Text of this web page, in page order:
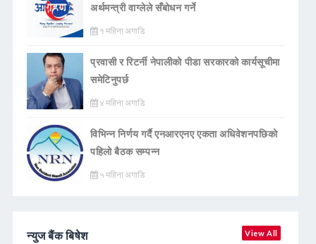
अर्थमन्त्री वाग्लेले सँबोधन गर्ने
१ महिना अगाडि
प्रवासी र रिटर्नी नेपालीको पीडा सरकारको कार्यसूचीमा
समेटिनुपर्छ
४ महिना अगाडि
विभिन्न निर्णय गर्दै एनआरएनए एकता अधिवेशनपछिको
पहिलो बैठक सम्पन्न
५ महिना अगाडि
न्युज बैंक बिषेश View All